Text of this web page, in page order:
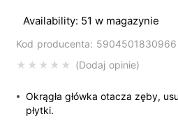
Dodaj opinie
Availability: 51 w magazynie
Kod producenta:
Okrągła główka otacza zęby,
płytki.